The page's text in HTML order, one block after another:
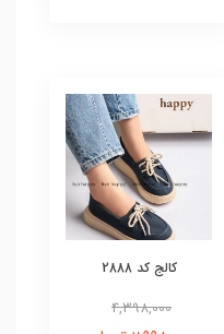
کالج کد 2888
4,398,000